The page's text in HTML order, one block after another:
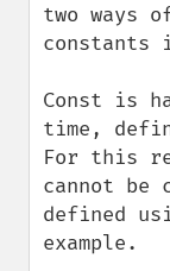
two ways
constants
Const is
time,
For this
cannot be
defined
example.